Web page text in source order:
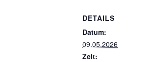
DETAILS
Datum:
09.05.2026
Zeit: